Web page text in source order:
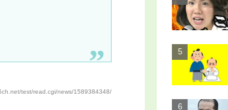
test/read.cgi/news/1589384348/